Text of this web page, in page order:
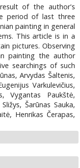
of the author's
period of last three
painting in general
This article is in a
pictures. Observing
painting the author
searchings of such
Arvydas Šaltenis,
Varkulevičius,
Vygantas Paukštė,
Šarūnas Sauka,
Henrikas Čerapas,